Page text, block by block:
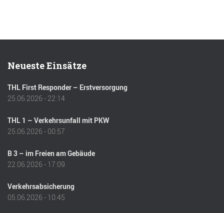
Neueste Einsätze
THL First Responder – Erstversorgung
25.06.2026 - 22:14
THL 1 – Verkehrsunfall mit PKW
25.06.2026 - 00:57
B 3 – im Freien am Gebäude
22.06.2026 - 17:09
Verkehrsabsicherung
05.06.2026 - 10:45